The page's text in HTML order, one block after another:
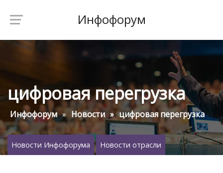
Инфофорум
цифровая перегрузка
Инфофорум Новости цифровая перегрузка
Новости Инфофорума Новости отрасли